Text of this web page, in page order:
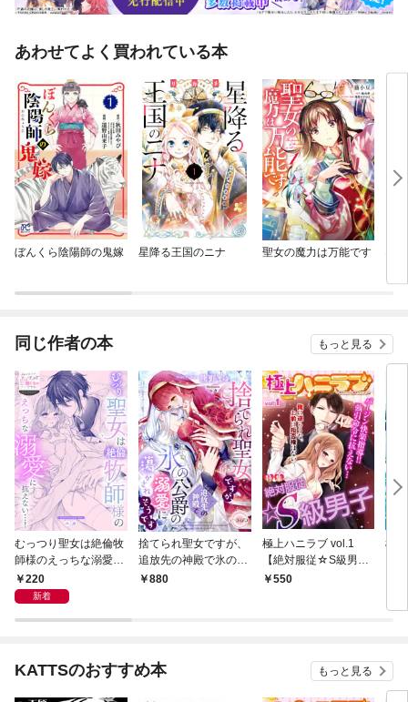
あわせてよく買われている本
ぼんくら陰陽師の鬼嫁 星降る王国のニナ 聖女の魔力は万能です
な
同じ作者の本 もっと見る
むっつり聖女は絶倫牧
師様のえっちな溺愛に
抗えない…！
220
新着
捨てられ聖女ですが、
追放先の神殿で氷の公
爵の溺愛に蕩かされそ
880
極上ハニラブ vol.1
【絶対服従☆S級男
子】550
極
ア
KATTSのおすすめ本 もっと見る